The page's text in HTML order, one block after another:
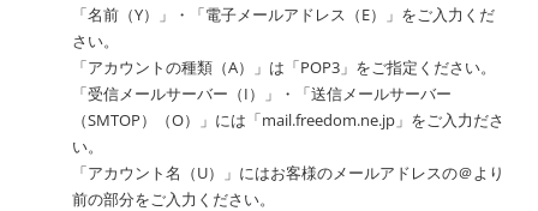
「名前（Y）」・「電子メールアドレス（E）」をご入力くだ
さい。
「アカウントの種類（A）」は「POP3」をご指定ください。
「受信メールサーバー（I）」・「送信メールサーバー
（SMTOP）（O）」には「mail.freedom.ne.jp」をご入力ださ
い。
「アカウント名（U）」にはお客様のメールアドレスの＠より
前の部分をご入力ください。